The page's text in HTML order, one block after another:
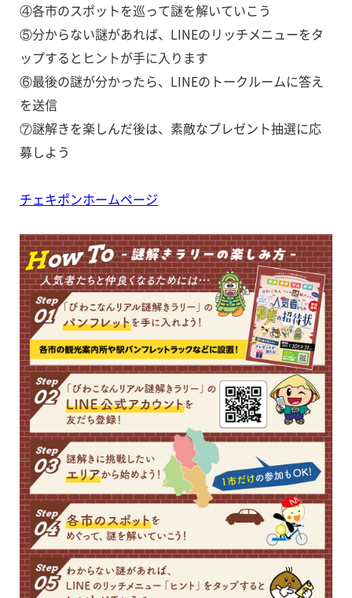
④各市のスポットを巡って謎を解いていこう
⑤分からない謎があれば、LINEのリッチメニューをタ
ップするとヒントが手に入ります
⑥最後の謎が分かったら、LINEのトークルームに答え
を送信
⑦謎解きを楽しんだ後は、素敵なプレゼント抽選に応
募しよう
チェキポンホームページ